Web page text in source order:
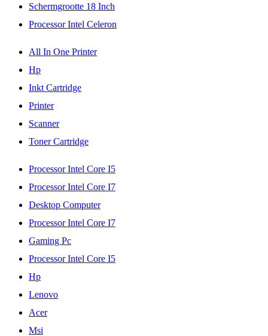
Schermgrootte 18 Inch
Processor Intel Celeron
All In One Printer
Hp
Inkt Cartridge
Printer
Scanner
Toner Cartridge
Processor Intel Core I5
Processor Intel Core I7
Desktop Computer
Processor Intel Core I7
Gaming Pc
Processor Intel Core I5
Hp
Lenovo
Acer
Msi